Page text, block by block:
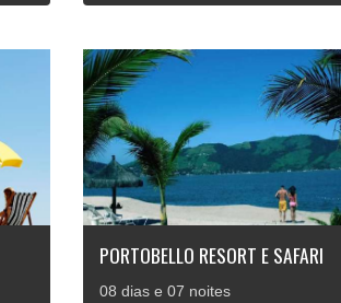
PORTOBELLO RESORT E SAFARI
08 dias e 07 noites